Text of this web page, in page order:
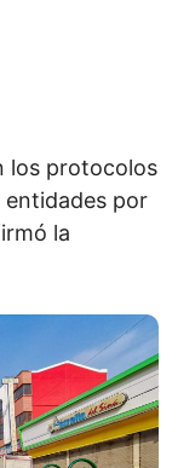
los protocolos
entidades por
la